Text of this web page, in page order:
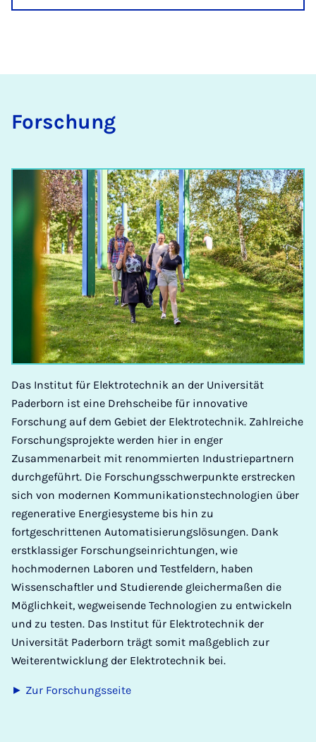
For­schung
Das Institut für Elektrotechnik an der Universität
Paderborn ist eine Drehscheibe für innovative
Forschung auf dem Gebiet der Elektrotechnik. Zahlreiche
Forschungsprojekte werden hier in enger
Zusammenarbeit mit renommierten Industriepartnern
durchgeführt. Die Forschungsschwerpunkte erstrecken
sich von modernen Kommunikationstechnologien über
regenerative Energiesysteme bis hin zu
fortgeschrittenen Automatisierungslösungen. Dank
erstklassiger Forschungseinrichtungen, wie
hochmodernen Laboren und Testfeldern, haben
Wissenschaftler und Studierende gleichermaßen die
Möglichkeit, wegweisende Technologien zu entwickeln
und zu testen. Das Institut für Elektrotechnik der
Universität Paderborn trägt somit maßgeblich zur
Weiterentwicklung der Elektrotechnik bei.
► Zur Forschungsseite